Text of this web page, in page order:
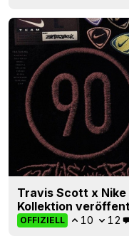
Travis Scott x
Kollektion
OFFIZIELL 10 12